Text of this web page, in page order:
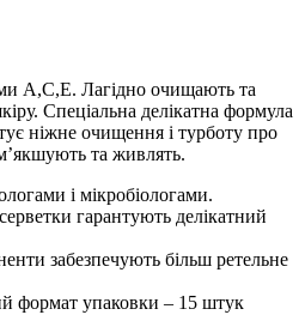
А,С,Е. Лагідно очищають та
Спеціальна делікатна формула
ніжне очищення і турботу про
та живлять.
і мікробіологами.
гарантують делікатний
забезпечують більш ретельне
формат упаковки – 15 штук